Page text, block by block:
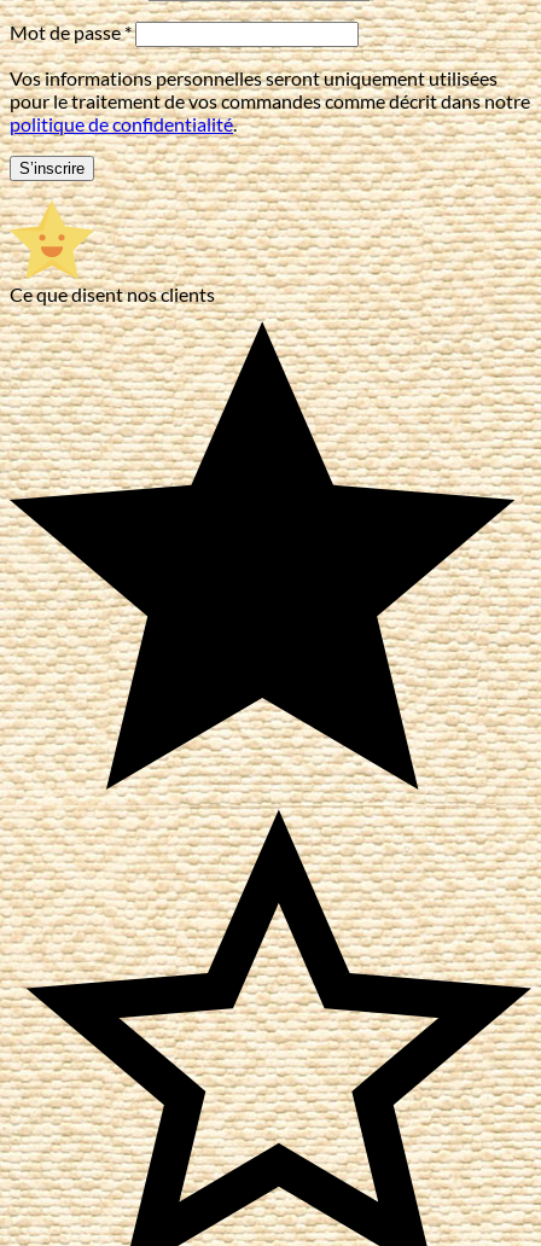
Mot de passe*Obligatoire
Vos informations personnelles seront uniquement utilisées
pour le traitement de vos commandes comme décrit dans notre
politique de confidentialité.
S’inscrire
Ce que disent nos clients